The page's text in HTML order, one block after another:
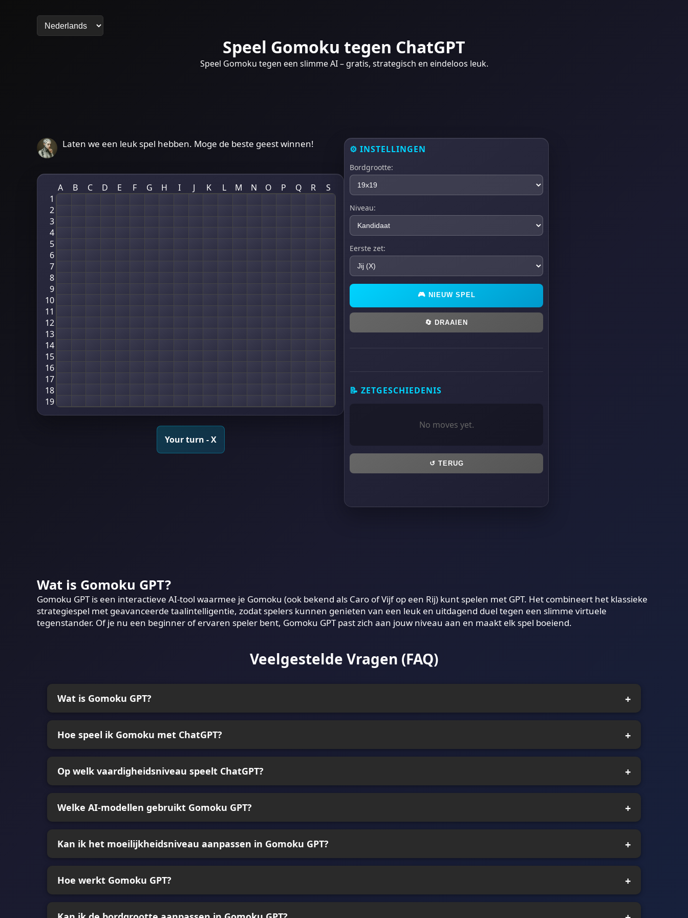
Speel Gomoku tegen ChatGPT
Speel Gomoku tegen een slimme AI – gratis, strategisch en eindeloos leuk.
Laten we een leuk spel hebben. Moge de beste geest winnen!
A B C D E F G H I J K L M N O P Q R
S
1
2
3
4
5
6
7
8
9
10
11
12
13
14
15
16
17
18
19
Your turn - X
⚙️ INSTELLINGEN
Bordgrootte:
Niveau:
Eerste zet:
🎮 NIEUW SPEL
🔄 DRAAIEN
📝 ZETGESCHIEDENIS
No moves yet.
↺ TERUG
Wat is Gomoku GPT?
Gomoku GPT is een interactieve AI-tool waarmee je Gomoku (ook bekend als Caro of Vijf op een Rij) kunt spelen met GPT. Het combineert het klassieke
strategiespel met geavanceerde taalintelligentie, zodat spelers kunnen genieten van een leuk en uitdagend duel tegen een slimme virtuele
tegenstander. Of je nu een beginner of ervaren speler bent, Gomoku GPT past zich aan jouw niveau aan en maakt elk spel boeiend.
Veelgestelde Vragen (FAQ)
Wat is Gomoku GPT?
Hoe speel ik Gomoku met ChatGPT?
Op welk vaardigheidsniveau speelt ChatGPT?
Welke AI-modellen gebruikt Gomoku GPT?
Kan ik het moeilijkheidsniveau aanpassen in Gomoku GPT?
Hoe werkt Gomoku GPT?